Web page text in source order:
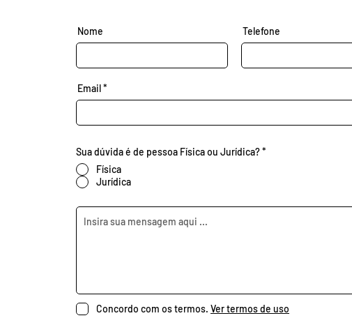
Nome Telefone
Email
Sua dúvida é de pessoa Física ou Jurídica?*
Física
Jurídica
Concordo com os termos. Ver termos de uso